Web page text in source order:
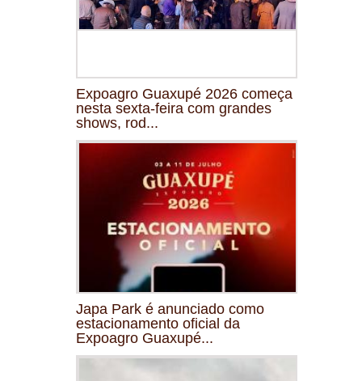
Expoagro Guaxupé 2026 começa
nesta sexta-feira com grandes
shows, rod...
Japa Park é anunciado como
estacionamento oficial da
Expoagro Guaxupé...